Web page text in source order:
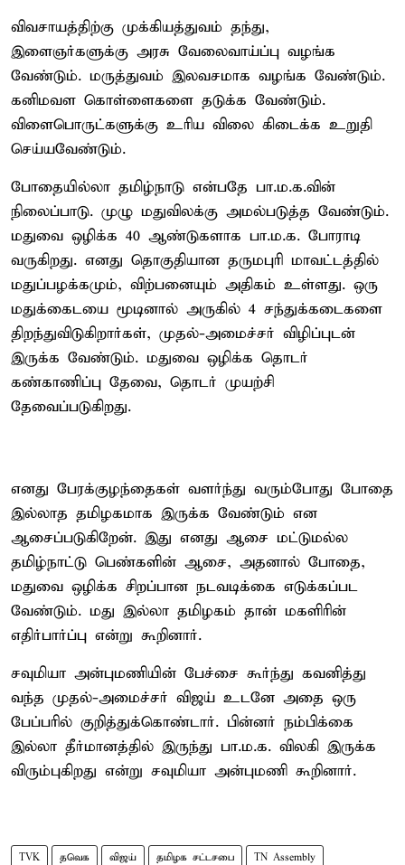
விவசாயத்திற்கு முக்கியத்துவம் தந்து,
இளைஞர்களுக்கு அரசு வேலைவாய்ப்பு வழங்க
வேண்டும். மருத்துவம் இலவசமாக வழங்க வேண்டும்.
கனிமவள கொள்ளைகளை தடுக்க வேண்டும்.
விளைபொருட்களுக்கு உரிய விலை கிடைக்க உறுதி
செய்யவேண்டும்.
போதையில்லா தமிழ்நாடு என்பதே பா.ம.க.வின்
நிலைப்பாடு. முழு மதுவிலக்கு அமல்படுத்த வேண்டும்.
மதுவை ஒழிக்க 40 ஆண்டுகளாக பா.ம.க. போராடி
வருகிறது. எனது தொகுதியான தருமபுரி மாவட்டத்தில்
மதுப்பழக்கமும், விற்பனையும் அதிகம் உள்ளது. ஒரு
மதுக்கைடயை மூடினால் அருகில் 4 சந்துக்கடைகளை
திறந்துவிடுகிறார்கள், முதல்-அமைச்சர் விழிப்புடன்
இருக்க வேண்டும். மதுவை ஒழிக்க தொடர்
கண்காணிப்பு தேவை, தொடர் முயற்சி
தேவைப்படுகிறது.
எனது பேரக்குழந்தைகள் வளர்ந்து வரும்போது போதை
இல்லாத தமிழகமாக இருக்க வேண்டும் என
ஆசைப்படுகிறேன். இது எனது ஆசை மட்டுமல்ல
தமிழ்நாட்டு பெண்களின் ஆசை, அதனால் போதை,
மதுவை ஒழிக்க சிறப்பான நடவடிக்கை எடுக்கப்பட
வேண்டும். மது இல்லா தமிழகம் தான் மகளிரின்
எதிர்பார்ப்பு என்று கூறினார்.
சவுமியா அன்புமணியின் பேச்சை கூர்ந்து கவனித்து
வந்த முதல்-அமைச்சர் விஜய் உடனே அதை ஒரு
பேப்பரில் குறித்துக்கொண்டார். பின்னர் நம்பிக்கை
இல்லா தீர்மானத்தில் இருந்து பா.ம.க. விலகி இருக்க
விரும்புகிறது என்று சவுமியா அன்புமணி கூறினார்.
TVK தவெக விஜய் தமிழக சட்டசபை TN Assembly